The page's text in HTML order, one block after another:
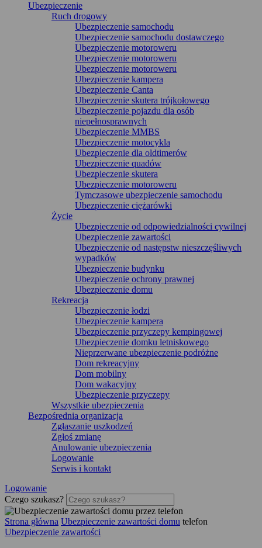
Ubezpieczenie
Ruch drogowy
Ubezpieczenie samochodu
Ubezpieczenie samochodu dostawczego
Ubezpieczenie motoroweru
Ubezpieczenie motoroweru
Ubezpieczenie motoroweru
Ubezpieczenie kampera
Ubezpieczenie Canta
Ubezpieczenie skutera trójkołowego
Ubezpieczenie pojazdu dla osób
niepełnosprawnych
Ubezpieczenie MMBS
Ubezpieczenie motocykla
Ubezpieczenie dla oldtimerów
Ubezpieczenie quadów
Ubezpieczenie skutera
Ubezpieczenie motoroweru
Tymczasowe ubezpieczenie samochodu
Ubezpieczenie ciężarówki
Życie
Ubezpieczenie od odpowiedzialności cywilnej
Ubezpieczenie zawartości
Ubezpieczenie od następstw nieszczęśliwych
wypadków
Ubezpieczenie budynku
Ubezpieczenie ochrony prawnej
Ubezpieczenie domu
Rekreacja
Ubezpieczenie łodzi
Ubezpieczenie kampera
Ubezpieczenie przyczepy kempingowej
Ubezpieczenie domku letniskowego
Nieprzerwane ubezpieczenie podróżne
Dom rekreacyjny
Dom mobilny
Dom wakacyjny
Ubezpieczenie przyczepy
Wszystkie ubezpieczenia
Bezpośrednia organizacja
Zgłaszanie uszkodzeń
Zgłoś zmianę
Anulowanie ubezpieczenia
Logowanie
Serwis i kontakt
Logowanie
Czego szukasz?
Strona główna Ubezpieczenie zawartości domu telefon
Ubezpieczenie zawartości